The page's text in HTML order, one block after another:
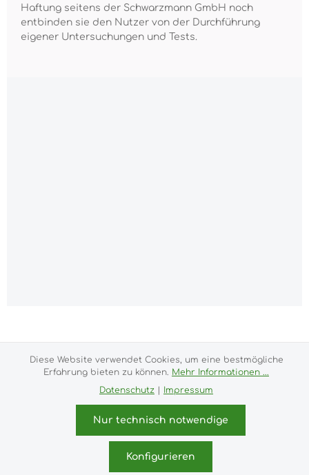
Haftung seitens der Schwarzmann GmbH noch
entbinden sie den Nutzer von der Durchführung
eigener Untersuchungen und Tests.
nicht anders angegeben.
Impressum
Versand- und Zahlungsbedingungen
Allgemeine GeschäftsbedingungenWiderrufsrecht
Datenschutz & CookiesBildnachweis
Kundeninformationen
Diese Website verwendet Cookies, um eine bestmögliche
Erfahrung bieten zu können. Mehr Informationen ...
Datenschutz
Impressum
Nur technisch notwendige
Konfigurieren